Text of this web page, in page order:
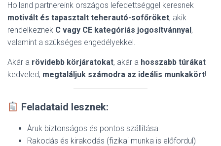
Holland partnereink országos lefedettséggel keresnek
motivált és tapasztalt teherautó-sofőröket, akik
rendelkeznek C vagy CE kategóriás jogosítvánnyal,
valamint a szükséges engedélyekkel.
Akár a rövidebb körjáratokat, akár a hosszabb túrákat
kedveled, megtaláljuk számodra az ideális munkakört!
Feladataid lesznek:
Áruk biztonságos és pontos szállítása
Rakodás és kirakodás (fizikai munka is előfordul)